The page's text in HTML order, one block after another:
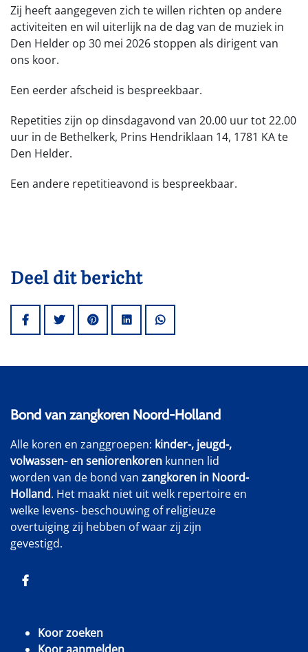
Zij heeft aangegeven zich te willen richten op andere
activiteiten en wil uiterlijk na de dag van de muziek in
Den Helder op 30 mei 2026 stoppen als dirigent van
ons koor.
Een eerder afscheid is bespreekbaar.
Repetities zijn op dinsdagavond van 20.00 uur tot 22.00
uur in de Bethelkerk, Prins Hendriklaan 14, 1781 KA te
Den Helder.
Een andere repetitieavond is bespreekbaar.
Deel dit bericht
Bond van zangkoren Noord-Holland
Alle koren en zanggroepen: kinder-, jeugd-,
volwassen- en seniorenkoren kunnen lid
worden van de bond van zangkoren in Noord-
Holland. Het maakt niet uit welk repertoire en
welke levens- beschouwing of religieuze
overtuiging zij hebben of waar zij zijn
gevestigd.
Koor zoeken